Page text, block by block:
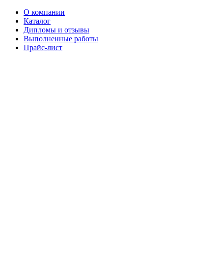
О компании
Каталог
Дипломы и отзывы
Выполненные работы
Прайс-лист